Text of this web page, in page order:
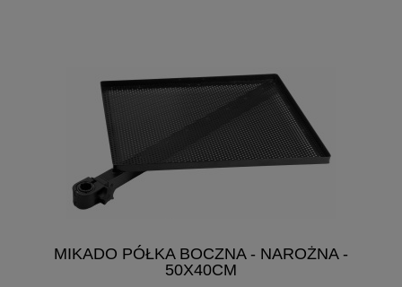
MIKADO PÓŁKA BOCZNA - NAROŻNA -
50X40CM